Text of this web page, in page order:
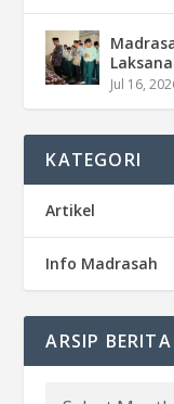
Jul 16,
KATEGORI
Artikel
Info Madrasah
ARSIP BERITA